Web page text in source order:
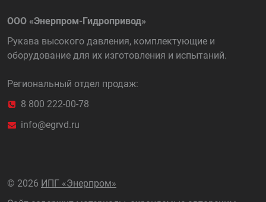
ООО «Энерпром-Гидропривод»
Рукава высокого давления, комплектующие и
оборудование для их изготовления и испытаний.
Региональный отдел продаж:
8 800 222-00-78
info@egrvd.ru
© 2026 ИПГ «Энерпром»